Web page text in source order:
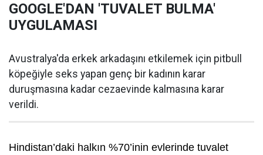
GOOGLE'DAN 'TUVALET BULMA'
UYGULAMASI
Avustralya'da erkek arkadaşını etkilemek için pitbull
köpeğiyle seks yapan genç bir kadının karar
duruşmasına kadar cezaevinde kalmasına karar
verildi.
Hindistan’daki halkın %70’inin evlerinde tuvalet